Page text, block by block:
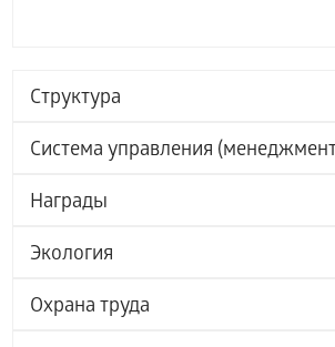
Структура
Система управления
Награды
Экология
Охрана труда